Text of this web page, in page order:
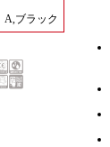
A,ブラック